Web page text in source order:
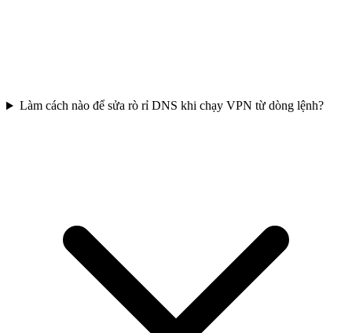
Làm cách nào để sửa rò rỉ DNS khi chạy VPN từ dòng lệnh?